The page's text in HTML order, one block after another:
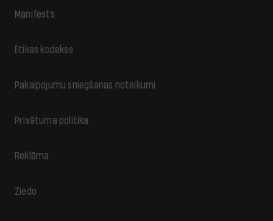
Manifests
Ētikas kodekss
Pakalpojumu sniegšanas noteikumi
Privātuma politika
Reklāma
Ziedo